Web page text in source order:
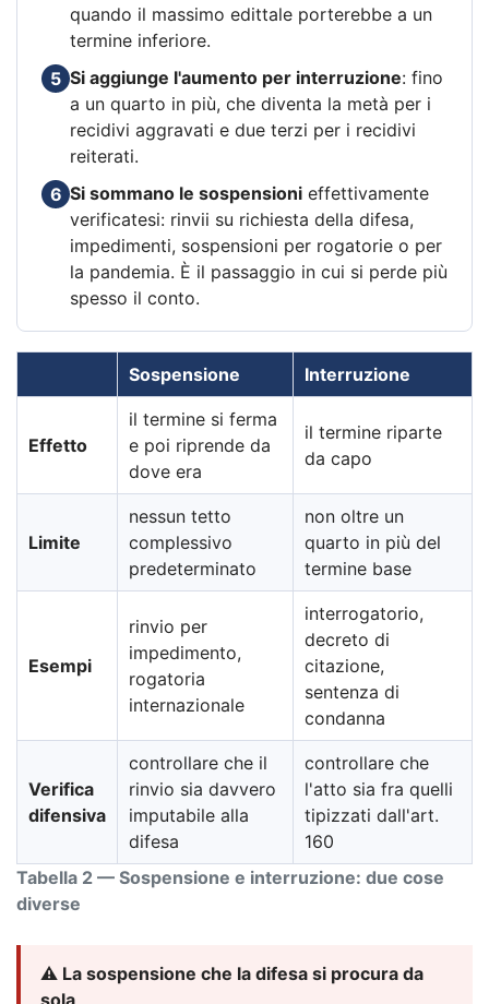
quando il massimo edittale porterebbe a un
termine inferiore.
5 Si aggiunge l'aumento per interruzione: fino
a un quarto in più, che diventa la metà per i
recidivi aggravati e due terzi per i recidivi
reiterati.
6 Si sommano le sospensioni effettivamente
verificatesi: rinvii su richiesta della difesa,
impedimenti, sospensioni per rogatorie o per
la pandemia. È il passaggio in cui si perde più
spesso il conto.
Tabella 2 — Sospensione e interruzione: due cose
diverse
Sospensione Interruzione
Effetto
il termine si ferma
e poi riprende da
dove era
il termine riparte
da capo
Limite
nessun tetto
complessivo
predeterminato
non oltre un
quarto in più del
termine base
Esempi
rinvio per
impedimento,
rogatoria
internazionale
interrogatorio,
decreto di
citazione,
sentenza di
condanna
Verifica
difensiva
controllare che il
rinvio sia davvero
imputabile alla
difesa
controllare che
l'atto sia fra quelli
tipizzati dall'art.
160
⚠️ La sospensione che la difesa si procura da
sola